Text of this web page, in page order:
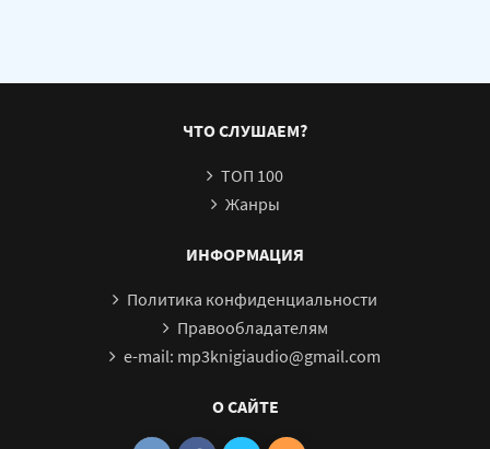
ЧТО СЛУШАЕМ?
ТОП 100
Жанры
ИНФОРМАЦИЯ
Политика конфиденциальности
Правообладателям
e-mail: mp3knigiaudio@gmail.com
О САЙТЕ